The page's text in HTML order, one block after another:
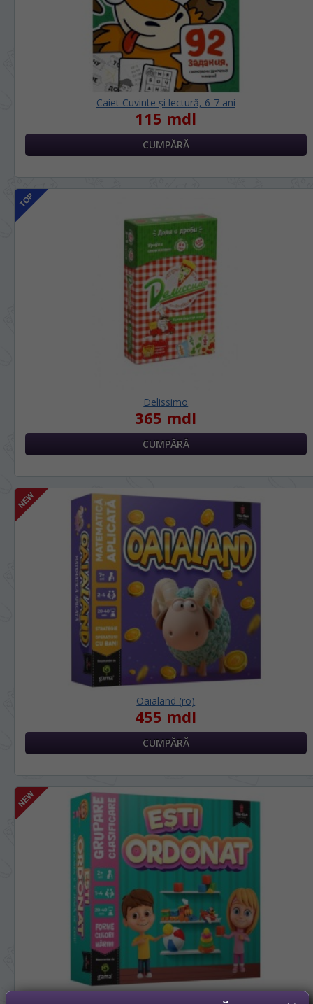
Caiet Cuvinte și lectură, 6-7 ani
115 mdl
Delissimo
365 mdl
Oaialand (ro)
455 mdl
LIMBA SITE-ULUI / ЯЗЫК САЙТА
În ce limbă ați dori să vedeți site-ul
nostru?
На каком языке Вы хотите
просматривать наш сайт?
Vă vom deranja doar o singură dată, apoi
vă vom salva alegerea limbii.
Беспокоим Вас только один раз, далее
сохраним Ваш выбор языка.
*Dacă doriți să schimbați limba site-ului,
puteți oricând să faceți asta în colțul din
dreapta sus al paginii.
Если вы хотите переключить язык сайта,
то это можно всегда сделать в правом
верхнем углу страницы.
RU